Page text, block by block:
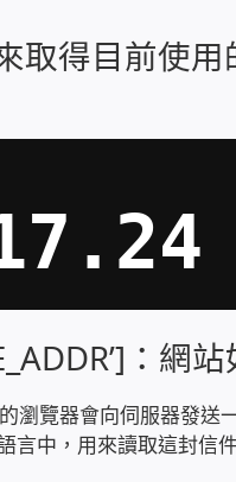
取得目前使用
：網
瀏覽器會向伺服器發送
言中，用來讀取這封信